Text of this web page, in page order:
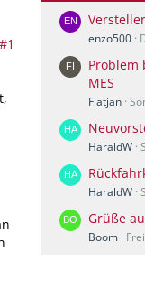
#1 enzo500
Problem
MES
Fiatjan
HaraldW
HaraldW
Grüße
Boom